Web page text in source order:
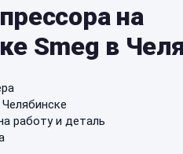
на
Smeg в
работу и деталь